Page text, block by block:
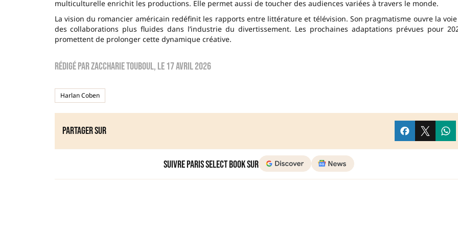
multiculturelle enrichit les productions. Elle permet aussi de toucher des audiences variées à travers le monde.
La vision du romancier américain redéfinit les rapports entre littérature et télévision. Son pragmatisme ouvre la
des collaborations plus fluides dans l’industrie du divertissement. Les prochaines adaptations prévues pour
promettent de prolonger cette dynamique créative.
Rédigé parzaccharie touboul, le17 avril 2026
Harlan Coben
Partager sur
Suivre Paris Select Book sur